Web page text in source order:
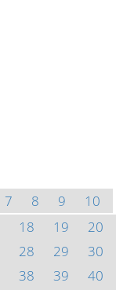
7 8 9
10
18 19
20
28 29
30
38 39
40